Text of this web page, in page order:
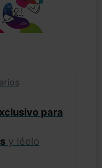
para
y léelo